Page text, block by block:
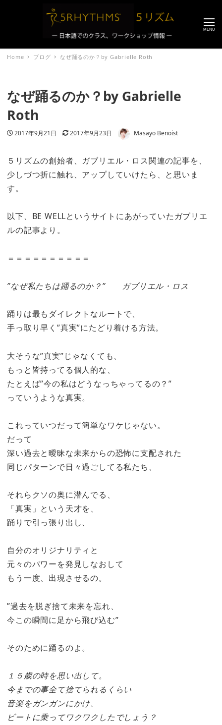
MENU
Home ブログ なぜ踊るのか？by Gabrielle Roth
なぜ踊るのか？by Gabrielle
Roth
投稿日
2017年9月21日 更新日
2017年9月23日 著者 Masayo Benoist
５リズムの創始者、ガブリエル・ロス関連の記事を、
少しづつ折に触れ、アップしていけたら、と思いま
す。
以下、BE WELLというサイトにあがっていたガブリエ
ルの記事より。
＝＝＝＝＝＝＝＝＝＝
”なぜ私たちは踊るのか？” ガブリエル・ロス
踊りは最もダイレクトなルートで、
手っ取り早く”真実”にたどり着ける方法。
大そうな”真実”じゃなくても、
もっと皆持ってる個人的な、
たとえば”今の私はどうなっちゃってるの？”
っていうような真実。
これっていつだって簡単なワケじゃない。
だって
深い過去と曖昧な未来からの恐怖に支配された
同じパターンで日々過ごしてる私たち、
それらクソの奥に潜んでる、
「真実」という天才を、
踊りで引っ張り出し、
自分のオリジナリティと
元々のパワーを発見しなおして
もう一度、出現させるの。
”過去を脱ぎ捨て未来を忘れ、
今この瞬間に足から飛び込む”
そのために踊るのよ。
１５歳の時を思い出して。
今までの事全て捨てられるくらい
音楽をガンガンにかけ、
ビートに乗ってワクワクしたでしょう？